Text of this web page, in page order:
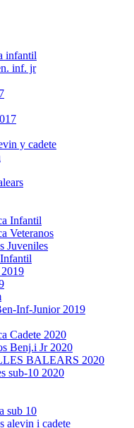
infantil
inf. jr
y cadete
Infantil
Veteranos
Juveniles
Inf-Junior 2019
Cadete 2020
Benj.i Jr 2020
BALEARS 2020
sub-10 2020
sub 10
alevin i cadete